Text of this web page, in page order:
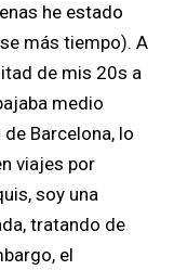
he estado
más tiempo). A
de mis 20s a
medio
Barcelona, lo
viajes por
soy una
tratando de
el